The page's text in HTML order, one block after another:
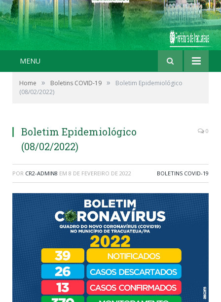
MENU
Home » Boletins COVID-19 »
Boletim Epidemiológico
(08/02/2022)
Boletim Epidemiológico
(08/02/2022)
0
POR CR2-ADMIN8 EM 8 DE FEVEREIRO DE 2022 BOLETINS COVID-19